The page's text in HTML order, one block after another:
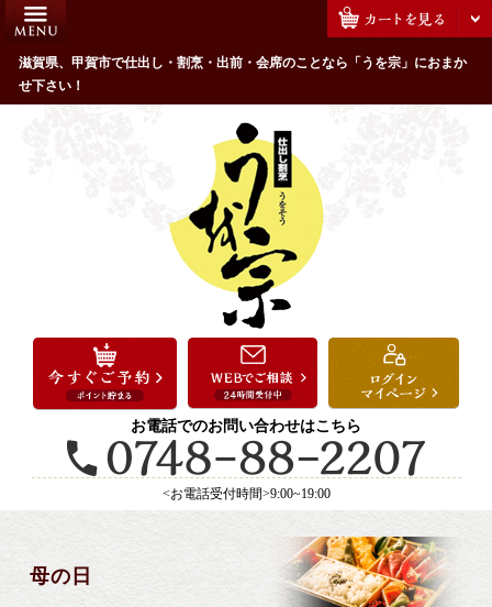
滋賀県、甲賀市で仕出し・割烹・出前・会席のことなら「うを宗」におまか
せ下さい！
お電話でのお問い合わせはこちら
<お電話受付時間>9:00~19:00
母の日
HOME
うを宗のこだわり
配達エリア・注文方法
お祝い・ハレの日
法事・法要
接待・おもてなし
会議・セミナー弁当
製薬会社様向け
観光・行楽